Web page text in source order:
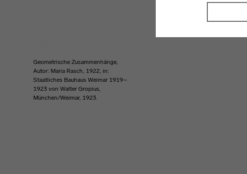
Geometrische Zusammenhänge,
Autor: Maria Rasch, 1922, in:
Staatliches Bauhaus Weimar 1919–
1923 von Walter Gropius,
München/Weimar, 1923.